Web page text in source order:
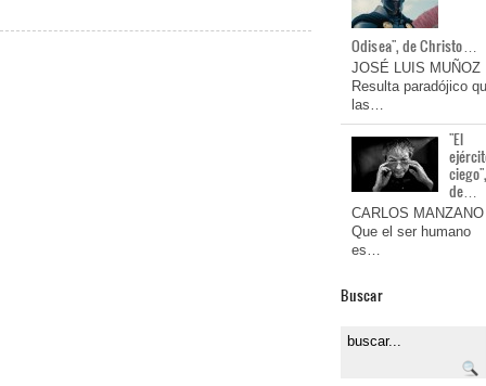
Odisea", de Christo…
JOSÉ LUIS MUÑOZ
Resulta paradójico
las…
"El
de…
CARLOS MANZANO
Que el ser humano
es…
Buscar